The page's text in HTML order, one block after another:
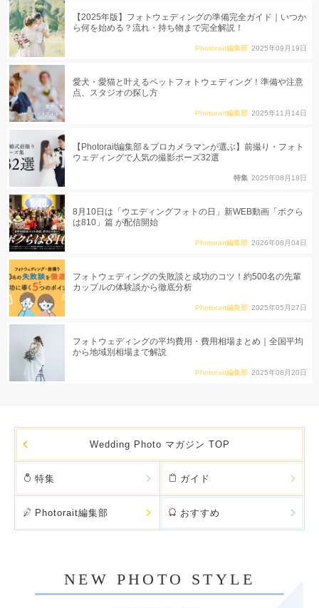
【2025年版】フォトウェディングの準備完全ガイド｜いつか
ら何を始める？流れ・持ち物まで完全解説！
Photorait編集部 2025年09月19日
愛犬・愛猫と叶えるペットフォトウェディング！準備や注意
点、スタジオの探し方
Photorait編集部 2025年11月14日
【Photorait編集部＆プロカメラマンが選ぶ】前撮り・フォト
ウェディングで人気の撮影ポーズ32選
特集 2025年08月18日
8月10日は「ウエディングフォトの日」新WEB動画「ボクら
は810」篇 が配信開始
Photorait編集部 2026年08月04日
フォトウェディングの失敗談と成功のコツ！約500名の先輩
カップルの体験談から徹底分析
Photorait編集部 2025年05月27日
フォトウェディングの平均費用・費用相場まとめ｜全国平均
から地域別相場まで解説
Photorait編集部 2025年08月20日
Wedding Photo マガジン TOP
特集 ガイド
Photorait編集部 おすすめ
NEW PHOTO STYLE